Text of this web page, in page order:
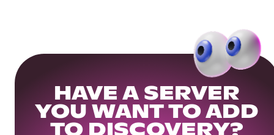
HAVE A SERVER
YOU WANT TO ADD
TO DISCOVERY?